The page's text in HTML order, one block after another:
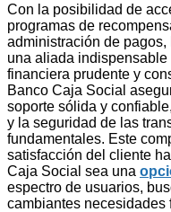
Con la posibilidad de
programas de
administración de
una aliada
financiera prudente y
Banco Caja Social
soporte sólida y
y la seguridad de las
fundamentales. Este
satisfacción del cliente
Caja Social sea una
espectro de usuarios,
cambiantes necesidades